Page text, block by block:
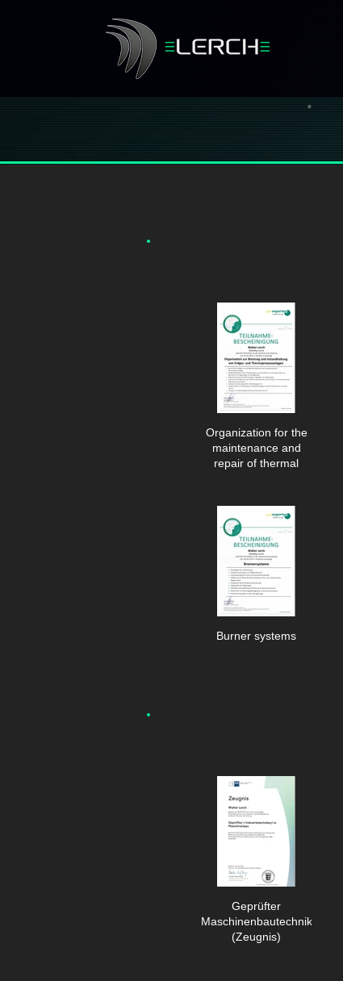
Organization for the
maintenance and
repair of thermal
Burner systems
Geprüfter
Maschinenbautechniker
(Zeugnis)